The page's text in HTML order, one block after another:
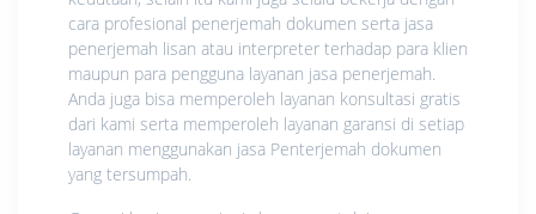
cara profesional penerjemah dokumen serta jasa
penerjemah lisan atau interpreter terhadap para klien
maupun para pengguna layanan jasa penerjemah.
Anda juga bisa memperoleh layanan konsultasi gratis
dari kami serta memperoleh layanan garansi di setiap
layanan menggunakan jasa Penterjemah dokumen
yang tersumpah.